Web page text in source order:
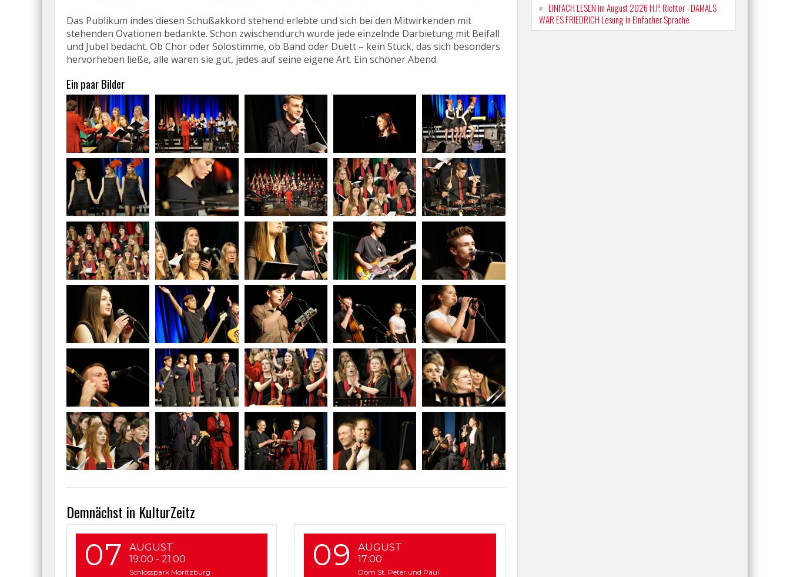
Das Publikum indes diesen Schußakkord stehend erlebte und sich bei den Mitwirkenden mit
stehenden Ovationen bedankte. Schon zwischendurch wurde jede einzelnde Darbietung mit Beifall
und Jubel bedacht. Ob Chor oder Solostimme, ob Band oder Duett – kein Stück, das sich besonders
hervorheben ließe, alle waren sie gut, jedes auf seine eigene Art. Ein schöner Abend.
Ein paar Bilder
Demnächst in KulturZeitz
07 AUGUST
19:00 - 21:00
Schlosspark Moritzburg 09 AUGUST
17:00
Dom St. Peter und Paul
EINFACH LESEN im August 2026 H.P. Richter - DAMALS
WAR ES FRIEDRICH Lesung in Einfacher Sprache